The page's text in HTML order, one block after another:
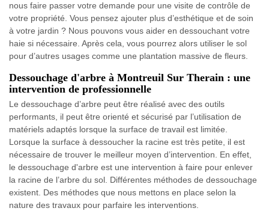
nous faire passer votre demande pour une visite de contrôle de
votre propriété. Vous pensez ajouter plus d’esthétique et de soin
à votre jardin ? Nous pouvons vous aider en dessouchant votre
haie si nécessaire. Après cela, vous pourrez alors utiliser le sol
pour d’autres usages comme une plantation massive de fleurs.
Dessouchage d'arbre à Montreuil Sur Therain : une
intervention de professionnelle
Le dessouchage d’arbre peut être réalisé avec des outils
performants, il peut être orienté et sécurisé par l’utilisation de
matériels adaptés lorsque la surface de travail est limitée.
Lorsque la surface à dessoucher la racine est très petite, il est
nécessaire de trouver le meilleur moyen d’intervention. En effet,
le dessouchage d'arbre est une intervention à faire pour enlever
la racine de l’arbre du sol. Différentes méthodes de dessouchage
existent. Des méthodes que nous mettons en place selon la
nature des travaux pour parfaire les interventions.